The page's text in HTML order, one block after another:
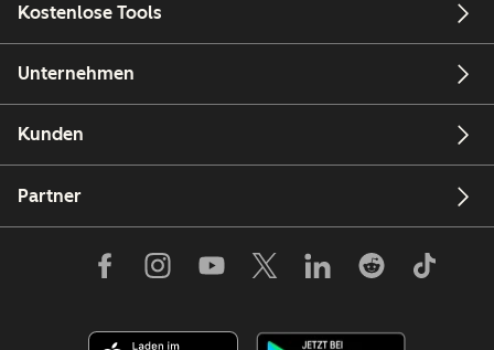
Kostenlose Tools
Unternehmen
Kunden
Partner